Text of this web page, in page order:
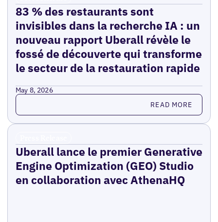
83 % des restaurants sont
invisibles dans la recherche IA : un
nouveau rapport Uberall révèle le
fossé de découverte qui transforme
le secteur de la restauration rapide
May 8, 2026
Read more READ MORE
Uberall lance le premier Generative
Engine Optimization (GEO) Studio
en collaboration avec AthenaHQ